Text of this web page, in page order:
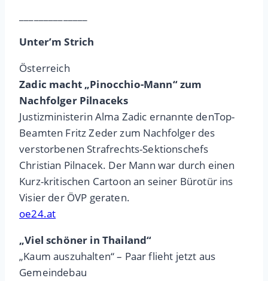
Unter’m Strich
Österreich
Zadic macht „Pinocchio-Mann“ zum
Nachfolger Pilnaceks
Justizministerin Alma Zadic ernannte denTop-
Beamten Fritz Zeder zum Nachfolger des
verstorbenen Strafrechts-Sektionschefs
Christian Pilnacek. Der Mann war durch einen
Kurz-kritischen Cartoon an seiner Bürotür ins
Visier der ÖVP geraten.
oe24.at
„Viel schöner in Thailand“
„Kaum auszuhalten“ – Paar flieht jetzt aus
Gemeindebau